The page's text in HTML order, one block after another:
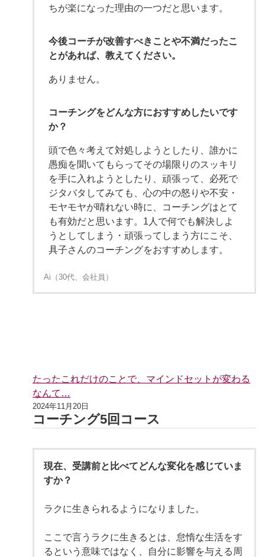
ちが楽になった理由の一つだと思います。
今後コーチが改善すべきことや不満だったこ
とがあれば、教えてください。
ありません。
コーチングをどんな方におすすめしたいです
か？
頭で色々考えて対処しようとしたり、誰かに
愚痴を聞いてもらってその場限りのスッキリ
を手に入れようとしたり、頑張って、必死で
ジタバタしてみても、心の中の怒りや不安・
モヤモヤが晴れない時に、コーチングはとて
も有効だと思います。1人で何でも解決しよ
うとしてしまう・頑張ってしまう方にこそ、
具子さんのコーチングをおすすめします。
Ai（30代、会社員）
たったこれだけのことで、マインドセットが変わる
なんて…
2024年11月20日
コーチング5回コース
現在、受講前と比べてどんな変化を感じていま
すか？
ラクに生きられるようになりました。
ここで言うラクに生きるとは、怠惰な生活をす
るという意味ではなく、自分に影響を与える周